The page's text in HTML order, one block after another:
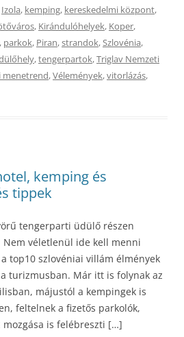
Izola, kemping, kereskedelmi központ,
, Kirándulóhelyek, Koper,
, parkok, Piran,strandok,Szlovénia,
,tengerpartok,Triglav Nemzeti
menetrend,Vélemények,vitorlázás,
kemping és
tippek
tengerparti üdülő részen
véletlenül ide kell menni
top10 szlovéniai villám élmények
turizmusban. Már itt is folynak az
májustól a kempingek is
feltelnek a fizetős parkolók,
is felébreszti […]